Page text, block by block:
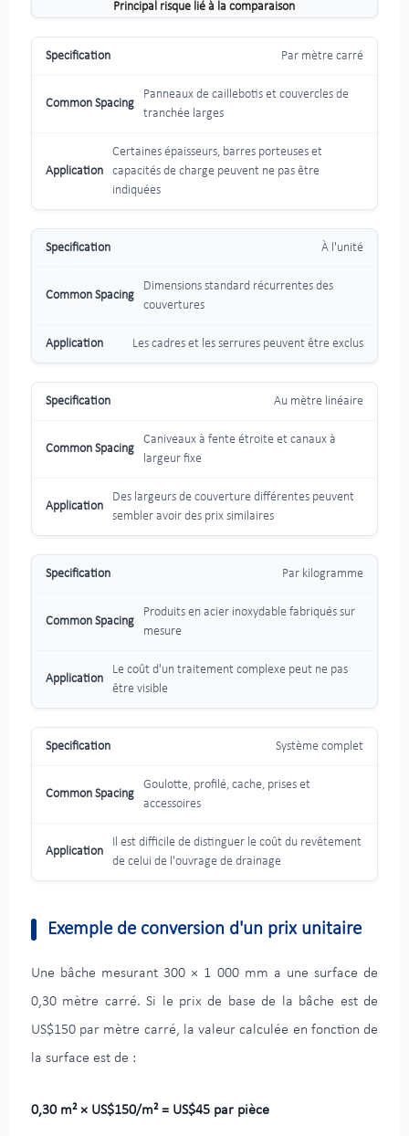
Principal risque lié à la comparaison
Par mètre carré
Panneaux de caillebotis et couvercles de
tranchée larges
Certaines épaisseurs, barres porteuses et
capacités de charge peuvent ne pas être
indiquées
À l'unité
Dimensions standard récurrentes des
couvertures
Les cadres et les serrures peuvent être exclus
Au mètre linéaire
Caniveaux à fente étroite et canaux à
largeur fixe
Des largeurs de couverture différentes peuvent
sembler avoir des prix similaires
Par kilogramme
Produits en acier inoxydable fabriqués sur
mesure
Le coût d'un traitement complexe peut ne pas
être visible
Système complet
Goulotte, profilé, cache, prises et
accessoires
Il est difficile de distinguer le coût du revêtement
de celui de l'ouvrage de drainage
Exemple de conversion d'un prix unitaire
Une bâche mesurant 300 × 1 000 mm a une surface de
0,30 mètre carré. Si le prix de base de la bâche est de
US$150 par mètre carré, la valeur calculée en fonction de
la surface est de :
0,30 m² × US$150/m² = US$45 par pièce